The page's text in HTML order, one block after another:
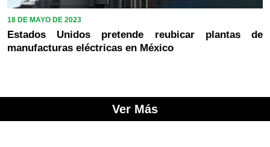
18 DE MAYO DE 2023
Estados Unidos pretende reubicar plantas de
manufacturas eléctricas en México
Ver Más